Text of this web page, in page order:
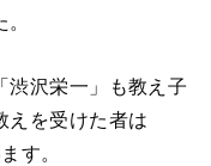
渋沢栄一」も教え子
えを受けた者は
す。